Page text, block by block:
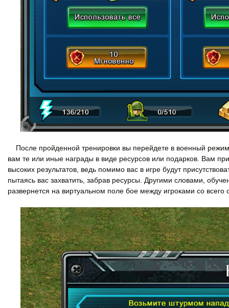
После пройденной тренировки вы перейдете в военный
вам те или иные награды в виде ресурсов или подарков. Вам
высоких результатов, ведь помимо вас в игре будут
пытаясь вас захватить, забрав ресурсы. Другими словами,
развернется на виртуальном поле бое между игроками со всего